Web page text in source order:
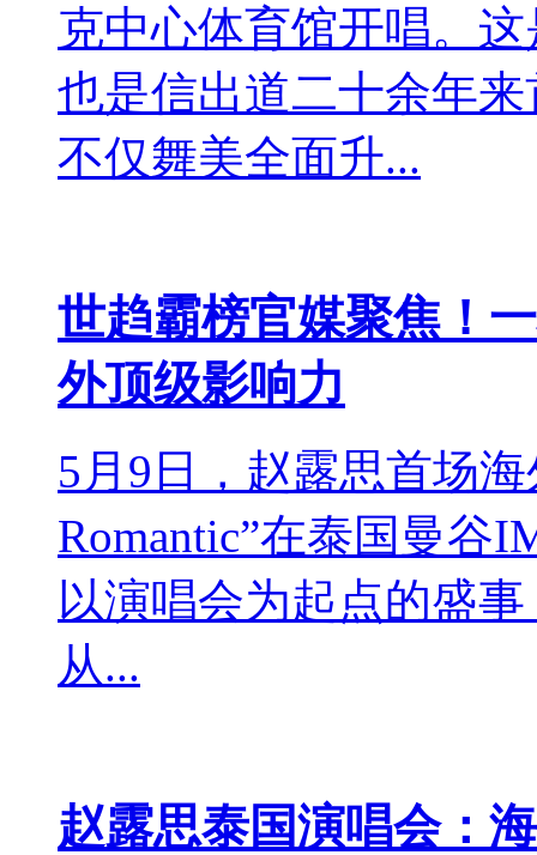
克中心体育馆开唱。
也是信出道二十余年
不仅舞美全面升...
世趋霸榜官媒聚焦！
外顶级影响力
5月9日，赵露思首场
Romantic”在泰国曼谷
以演唱会为起点的盛
从...
赵露思泰国演唱会：